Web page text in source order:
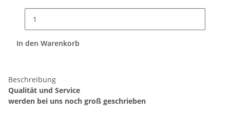
In den Warenkorb
Beschreibung
Qualität und Service
werden bei uns noch groß geschrieben